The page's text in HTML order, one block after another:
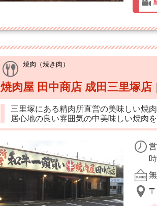
焼肉（焼き肉）
焼肉屋 田中商店 成田三里塚店
三里塚にある精肉所直営の美味しい焼
居心地の良い雰囲気の中美味しい焼肉を